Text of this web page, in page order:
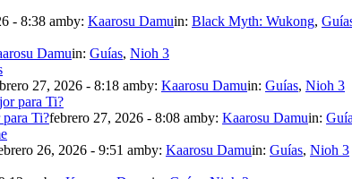
- 8:38 amby: Kaarosu Damuin: Black Myth: Wukong,
Damuin: Guías, Nioh 3
27, 2026 - 8:18 amby: Kaarosu Damuin: Guías, Nioh 3
Ti?febrero 27, 2026 - 8:08 amby: Kaarosu Damuin:
26, 2026 - 9:51 amby: Kaarosu Damuin: Guías, Nioh 3